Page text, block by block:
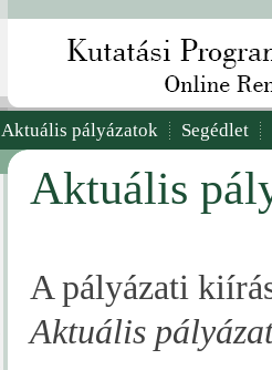
Aktuális pályázatok Segédlet
Aktuális
A pályázati
Aktuális